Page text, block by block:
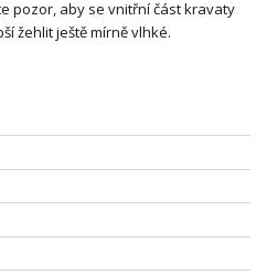
pozor, aby se vnitřní část kravaty
žehlit ještě mírně vlhké.